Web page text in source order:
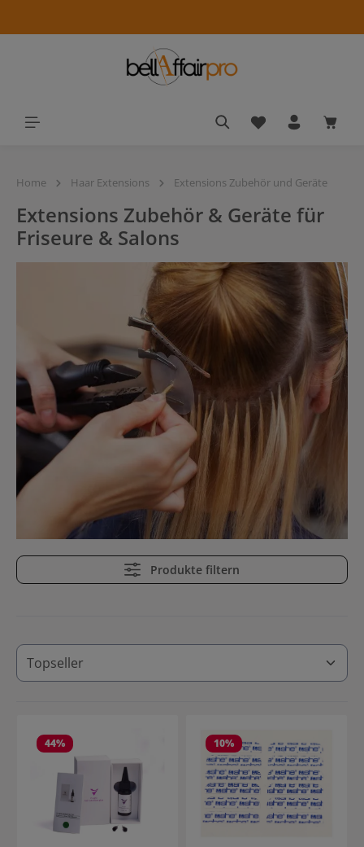
Du hast 0
Home Haar Extensions Extensions Zubehör und Geräte
Extensions Zubehör & Geräte für
Friseure & Salons
Produkte filtern
44% 10%